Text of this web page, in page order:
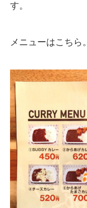
す。
メニューはこちら。